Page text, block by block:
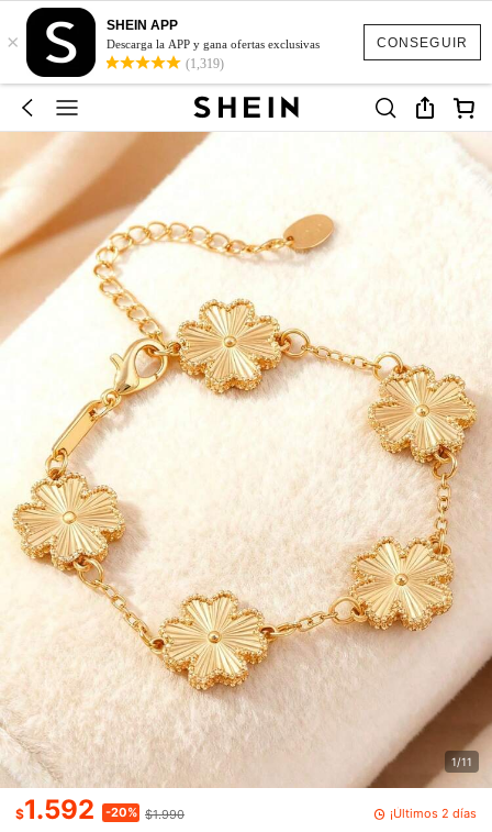
CONSEGUIR
×
SHEIN APP
Descarga la APP y gana ofertas exclusivas
(1,319)
1/11
$1.592 -20% $1.990 ¡Últimos 2 días